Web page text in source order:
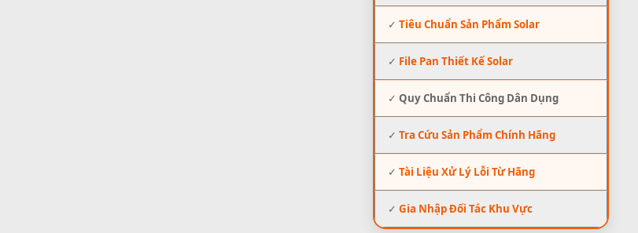
✓ Tiêu Chuẩn Sản Phẩm Solar
✓ File Pan Thiết Kế Solar
✓ Quy Chuẩn Thi Công Dân Dụng
✓ Tra Cứu Sản Phẩm Chính Hãng
✓ Tài Liệu Xử Lý Lỗi Từ Hãng
✓ Gia Nhập Đối Tác Khu Vực